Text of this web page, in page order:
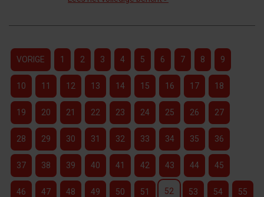
VORIGE 1 2 3 4 5 6 7 8 9
10 11 12 13 14 15 16 17 18
19 20 21 22 23 24 25 26 27
28 29 30 31 32 33 34 35 36
37 38 39 40 41 42 43 44 45
46 47 48 49 50 51 52 53 54 55